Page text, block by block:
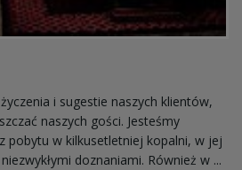
i sugestie naszych klientów,
naszych gości. Jesteśmy
pobytu w kilkusetletniej kopalni, w jej
doznaniami. Również w ...